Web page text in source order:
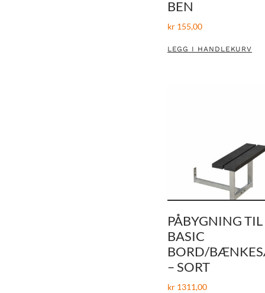
BEN
kr155,00
LEGG I HANDLEKURV
PÅBYGNING TIL
BASIC
BORD/
– SORT
kr1311,00